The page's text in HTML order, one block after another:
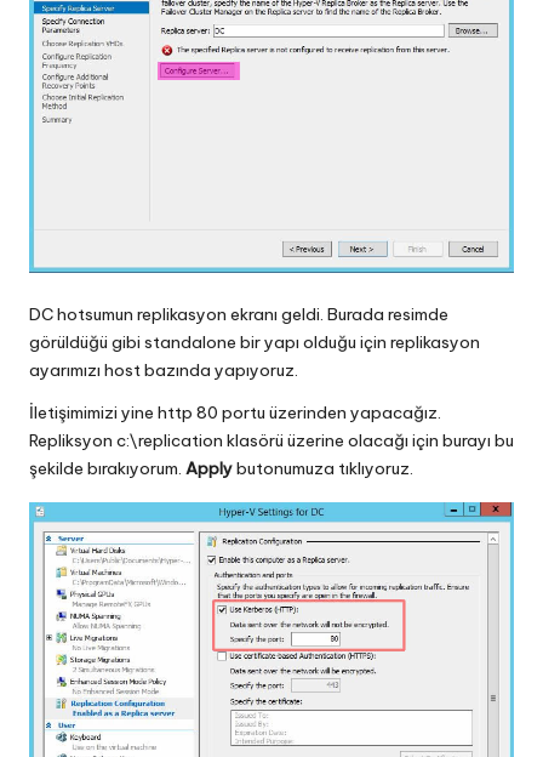
DC hotsumun replikasyon ekranı geldi. Burada resimde
görüldüğü gibi standalone bir yapı olduğu için replikasyon
ayarımızı host bazında yapıyoruz.
İletişimimizi yine http 80 portu üzerinden yapacağız.
Repliksyon c:\replication klasörü üzerine olacağı için burayı bu
şekilde bırakıyorum. Applybutonumuza tıklıyoruz.